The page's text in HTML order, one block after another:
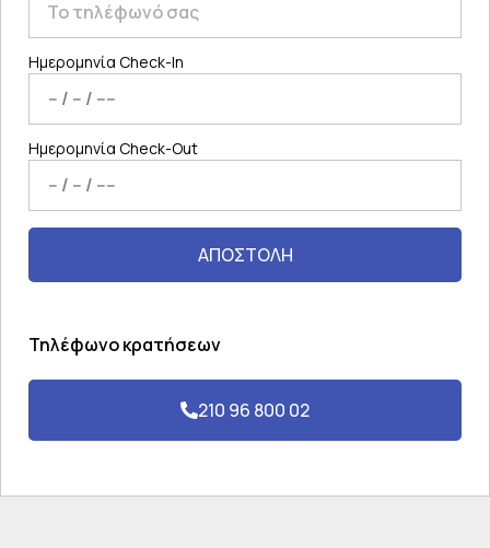
Ημερομηνία Check-In
Ημερομηνία Check-Out
ΑΠΟΣΤΟΛΗ
Τηλέφωνο κρατήσεων
210 96 800 02